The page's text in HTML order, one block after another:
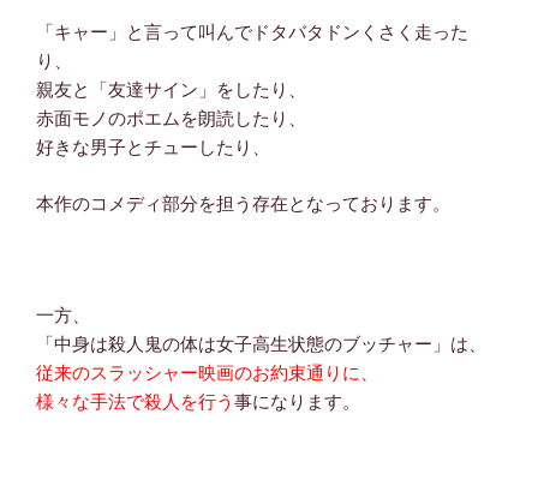
「キャー」と言って叫んでドタバタドンくさく走った
り、
親友と「友達サイン」をしたり、
赤面モノのポエムを朗読したり、
好きな男子とチューしたり、
本作のコメディ部分を担う存在となっております。
一方、
「中身は殺人鬼の体は女子高生状態のブッチャー」は、
従来のスラッシャー映画のお約束通りに、
様々な手法で殺人を行う 事になります。